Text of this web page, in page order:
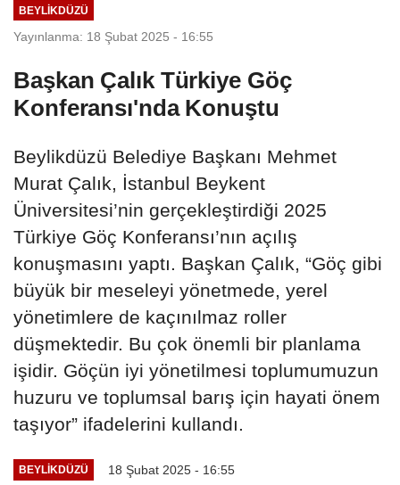
BEYLIKDÜZÜ
Yayınlanma: 18 Şubat 2025 - 16:55
Başkan Çalık Türkiye Göç
Konferansı'nda Konuştu
Beylikdüzü Belediye Başkanı Mehmet
Murat Çalık, İstanbul Beykent
Üniversitesi’nin gerçekleştirdiği 2025
Türkiye Göç Konferansı’nın açılış
konuşmasını yaptı. Başkan Çalık, “Göç gibi
büyük bir meseleyi yönetmede, yerel
yönetimlere de kaçınılmaz roller
düşmektedir. Bu çok önemli bir planlama
işidir. Göçün iyi yönetilmesi toplumumuzun
huzuru ve toplumsal barış için hayati önem
taşıyor” ifadelerini kullandı.
BEYLIKDÜZÜ 18 Şubat 2025 - 16:55